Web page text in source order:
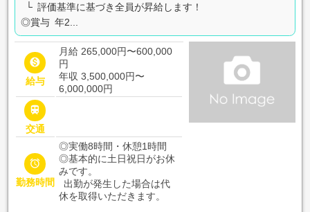
└ 評価基準に基づき全員が昇給します！
◎賞与 年2...

給与
月給 265,000円〜600,000
円
年収 3,500,000円〜
6,000,000円

交通

勤務時間
◎実働8時間・休憩1時間
◎基本的に土日祝日がお休
みです。
出勤が発生した場合は代
休を取得いただきます。